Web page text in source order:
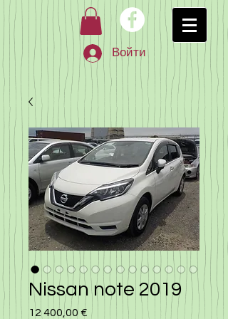
Войти
Nissan note 2019
12 400,00 € Цена